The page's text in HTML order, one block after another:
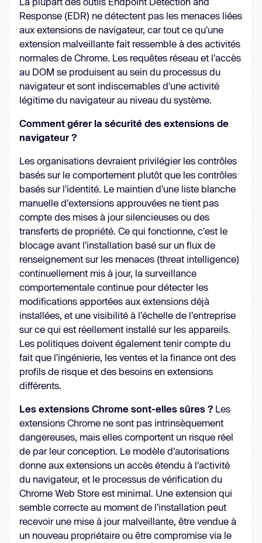
Response (EDR) ne détectent pas les menaces liées
aux extensions de navigateur, car tout ce qu'une
extension malveillante fait ressemble à des activités
normales de Chrome. Les requêtes réseau et l'accès
au DOM se produisent au sein du processus du
navigateur et sont indiscernables d'une activité
légitime du navigateur au niveau du système.
Comment gérer la sécurité des extensions de
navigateur ?
Les organisations devraient privilégier les contrôles
basés sur le comportement plutôt que les contrôles
basés sur l'identité. Le maintien d'une liste blanche
manuelle d'extensions approuvées ne tient pas
compte des mises à jour silencieuses ou des
transferts de propriété. Ce qui fonctionne, c'est le
blocage avant l'installation basé sur un flux de
renseignement sur les menaces (threat intelligence)
continuellement mis à jour, la surveillance
comportementale continue pour détecter les
modifications apportées aux extensions déjà
installées, et une visibilité à l'échelle de l'entreprise
sur ce qui est réellement installé sur les appareils.
Les politiques doivent également tenir compte du
fait que l'ingénierie, les ventes et la finance ont des
profils de risque et des besoins en extensions
différents.
Les extensions Chrome sont-elles sûres ? Les
extensions Chrome ne sont pas intrinsèquement
dangereuses, mais elles comportent un risque réel
de par leur conception. Le modèle d'autorisations
donne aux extensions un accès étendu à l'activité
du navigateur, et le processus de vérification du
Chrome Web Store est minimal. Une extension qui
semble correcte au moment de l'installation peut
recevoir une mise à jour malveillante, être vendue à
un nouveau propriétaire ou être compromise via le